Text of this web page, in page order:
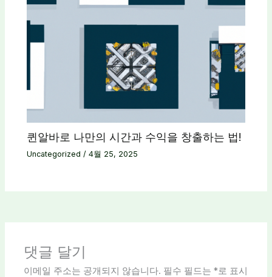
퀸알바로 나만의 시간과 수익을 창출하는 법!
Uncategorized /4월 25, 2025
댓글 달기
이메일 주소는 공개되지 않습니다. 필수 필드는*로 표시